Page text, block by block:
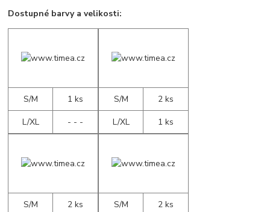
Dostupné barvy a velikosti:
S/M
1 ks
L/XL
- - -
S/M
2 ks
L/XL
1 ks
S/M
2 ks
S/M
2 ks